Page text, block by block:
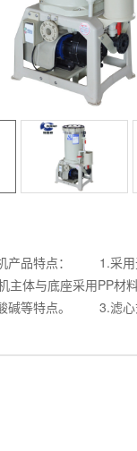
品特点： 1.采用
与底座采用PP材料
碱等特点。 3.滤心